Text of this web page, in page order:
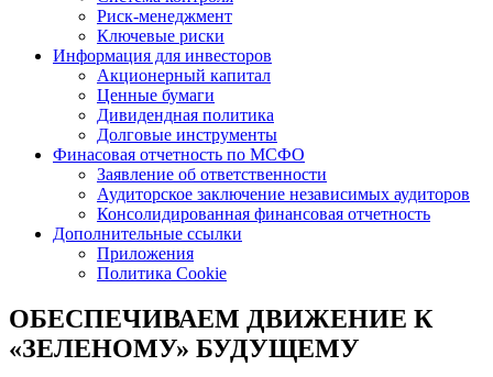
Риск-менеджмент
Ключевые риски
Информация для инвесторов
Акционерный капитал
Ценные бумаги
Дивидендная политика
Долговые инструменты
Финасовая отчетность по МСФО
Заявление об ответственности
Аудиторское заключение независимых аудиторов
Консолидированная финансовая отчетность
Дополнительные ссылки
Приложения
Политика Cookie
ОБЕСПЕЧИВАЕМ ДВИЖЕНИЕ К
«ЗЕЛЕНОМУ» БУДУЩЕМУ